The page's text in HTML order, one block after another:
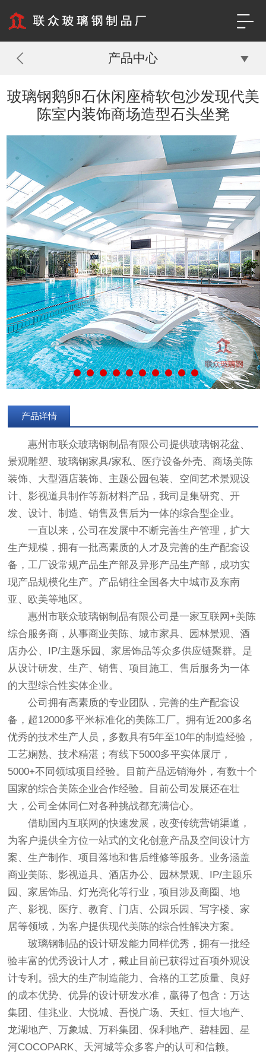
产品中心
玻璃钢鹅卵石休闲座椅软包沙发现代美
陈室内装饰商场造型石头坐凳
产品详情
惠州市联众玻璃钢制品有限公司提供玻璃钢花盆、
景观雕塑、玻璃钢家具/家私、医疗设备外壳、商场美陈
装饰、大型酒店装饰、主题公园包装、空间艺术景观设
计、影视道具制作等新材料产品，我司是集研究、开
发、设计、制造、销售及售后为一体的综合型企业。
一直以来，公司在发展中不断完善生产管理，扩大
生产规模，拥有一批高素质的人才及完善的生产配套设
备，工厂设常规产品生产部及异形产品生产部，成功实
现产品规模化生产。产品销往全国各大中城市及东南
亚、欧美等地区。
惠州市联众玻璃钢制品有限公司是一家互联网+美陈
综合服务商，从事商业美陈、城市家具、园林景观、酒
店办公、IP/主题乐园、家居饰品等众多供应链聚群。是
从设计研发、生产、销售、项目施工、售后服务为一体
的大型综合性实体企业。
公司拥有高素质的专业团队，完善的生产配套设
备，超12000多平米标准化的美陈工厂。拥有近200多名
优秀的技术生产人员，多数具有5年至10年的制造经验，
工艺娴熟、技术精湛；有线下5000多平实体展厅，
5000+不同领域项目经验。目前产品远销海外，有数十个
国家的综合美陈企业合作经验。目前公司发展还在壮
大，公司全体同仁对各种挑战都充满信心。
借助国内互联网的快速发展，改变传统营销渠道，
为客户提供全方位一站式的文化创意产品及空间设计方
案、生产制作、项目落地和售后维修等服务。业务涵盖
商业美陈、影视道具、酒店办公、园林景观、IP/主题乐
园、家居饰品、灯光亮化等行业，项目涉及商圈、地
产、影视、医疗、教育、门店、公园乐园、写字楼、家
居等领域，为客户提供现代美陈的综合性解决方案。
玻璃钢制品的设计研发能力同样优秀，拥有一批经
验丰富的优秀设计人才，截止目前已获得过百项外观设
计专利。强大的生产制造能力、合格的工艺质量、良好
的成本优势、优异的设计研发水准，赢得了包含：万达
集团、佳兆业、大悦城、吾悦广场、天虹、恒大地产、
龙湖地产、万象城、万科集团、保利地产、碧桂园、星
河COCOPARK、天河城等众多客户的认可和信赖。